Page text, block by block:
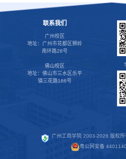
联系我们
广州校区
地址：广州市花都区狮岭
南环路28号
佛山校区
地址：佛山市三水区乐平
镇三花路166号
广州工商学院 2003-2026 版权所
粤公网安备